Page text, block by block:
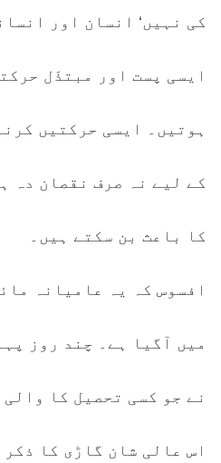
کی نہیں‘ انسان اور
ایسی پست اور مبتذَل
ہوتیں۔ ایسی حرکتیں
کے لیے نہ صرف نقصان دہ
کا باعث بن سکتے ہیں۔
افسوس کہ یہ عامیانہ
میں آگیا ہے۔ چند روز
نے جو کسی تحصیل کا والی
اس عالی شان گاڑی کا